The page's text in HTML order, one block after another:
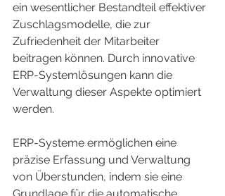
ein wesentlicher Bestandteil effektiver
Zuschlagsmodelle, die zur
Zufriedenheit der Mitarbeiter
beitragen können. Durch innovative
ERP-Systemlösungen kann die
Verwaltung dieser Aspekte optimiert
werden.
ERP-Systeme ermöglichen eine
präzise Erfassung und Verwaltung
von Überstunden, indem sie eine